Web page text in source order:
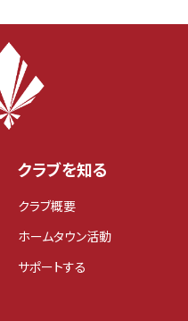
クラブを知る
クラブ概要
ホームタウン活動
サポートする